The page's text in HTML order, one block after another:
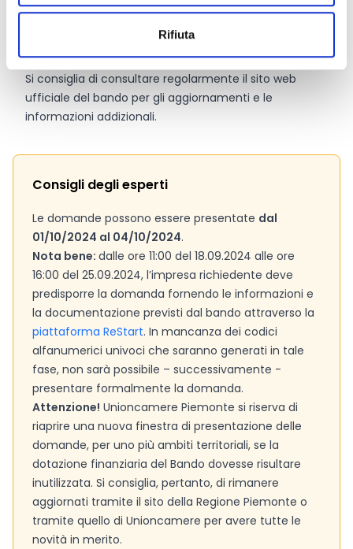
Rifiuta
Link e Documenti
Pagina web per formulari e documenti
Bando
Si consiglia di consultare regolarmente il sito web
ufficiale del bando per gli aggiornamenti e le
informazioni addizionali.
Consigli degli esperti
Le domande possono essere presentate dal
01/10/2024 al 04/10/2024.
Nota bene: dalle ore 11:00 del 18.09.2024 alle ore
16:00 del 25.09.2024, l’impresa richiedente deve
predisporre la domanda fornendo le informazioni e
la documentazione previsti dal bando attraverso la
piattaforma ReStart. In mancanza dei codici
alfanumerici univoci che saranno generati in tale
fase, non sarà possibile – successivamente -
presentare formalmente la domanda.
Attenzione! Unioncamere Piemonte si riserva di
riaprire una nuova finestra di presentazione delle
domande, per uno più ambiti territoriali, se la
dotazione finanziaria del Bando dovesse risultare
inutilizzata. Si consiglia, pertanto, di rimanere
aggiornati tramite il sito della Regione Piemonte o
tramite quello di Unioncamere per avere tutte le
novità in merito.